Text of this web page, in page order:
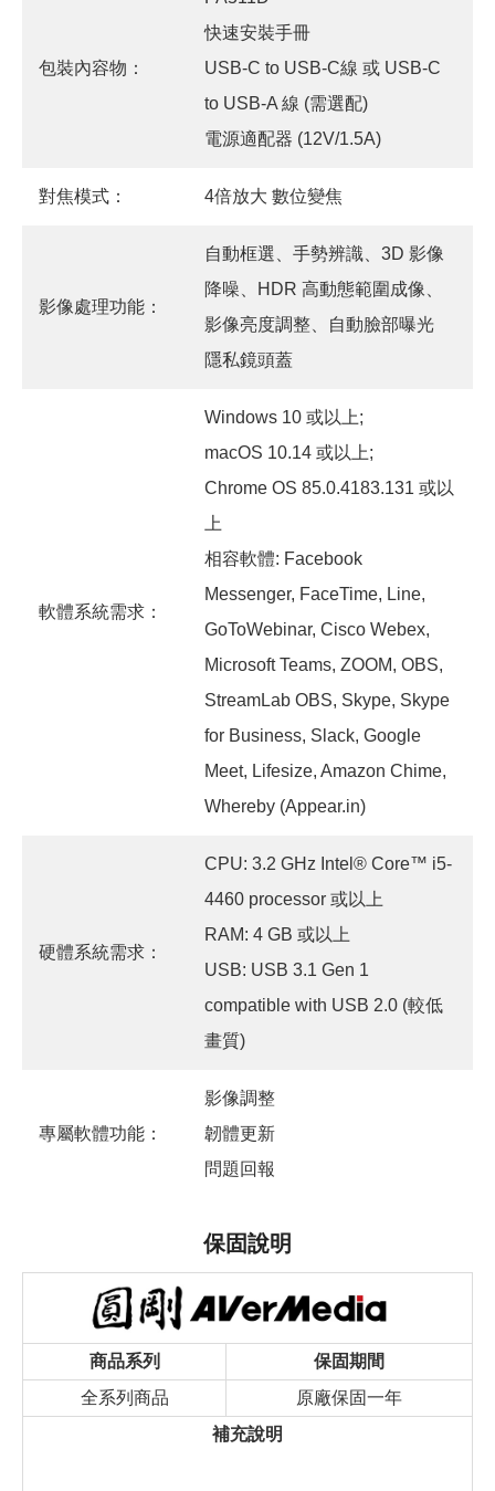
包裝內容物：
快速安裝手冊
USB-C to USB-C線 或 USB-C
to USB-A 線 (需選配)
電源適配器 (12V/1.5A)
對焦模式： 4倍放大 數位變焦
影像處理功能：
自動框選、手勢辨識、3D 影像
降噪、HDR 高動態範圍成像、
影像亮度調整、自動臉部曝光
隱私鏡頭蓋
軟體系統需求：
Windows 10 或以上;
macOS 10.14 或以上;
Chrome OS 85.0.4183.131 或以
上
相容軟體: Facebook
Messenger, FaceTime, Line,
GoToWebinar, Cisco Webex,
Microsoft Teams, ZOOM, OBS,
StreamLab OBS, Skype, Skype
for Business, Slack, Google
Meet, Lifesize, Amazon Chime,
Whereby (Appear.in)
硬體系統需求：
CPU: 3.2 GHz Intel® Core™ i5-
4460 processor 或以上
RAM: 4 GB 或以上
USB: USB 3.1 Gen 1
compatible with USB 2.0 (較低
畫質)
專屬軟體功能：
影像調整
韌體更新
問題回報
保固說明
商品系列
保固期間
全系列商品
原廠保固一年
補充說明